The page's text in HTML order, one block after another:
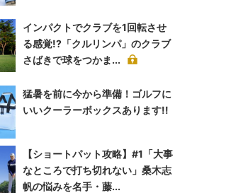
インパクトでクラブを1回転させ
る感覚!?「クルリンパ」のクラブ
さばきで球をつかま...
猛暑を前に今から準備！ゴルフに
いいクーラーボックスあります!!
【ショートパット攻略】#1「大事
なところで打ち切れない」桑木志
帆の悩みを名手・藤...